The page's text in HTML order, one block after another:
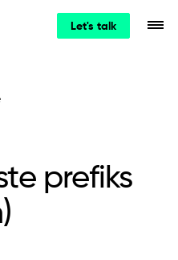
Let's talk
prefiks